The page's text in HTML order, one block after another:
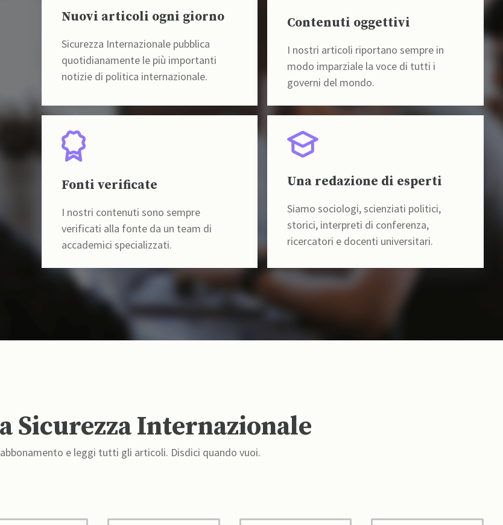
Nuovi articoli ogni giorno
Sicurezza Internazionale pubblica
quotidianamente le più importanti
notizie di politica internazionale.
Contenuti oggettivi
I nostri articoli riportano sempre in
modo imparziale la voce di tutti i
governi del mondo.
Fonti verificate
I nostri contenuti sono sempre
verificati alla fonte da un team di
accademici specializzati.
Una redazione di esperti
Siamo sociologi, scienziati politici,
storici, interpreti di conferenza,
ricercatori e docenti universitari.
Sicurezza Internazionale
e leggi tutti gli articoli. Disdici quando vuoi.